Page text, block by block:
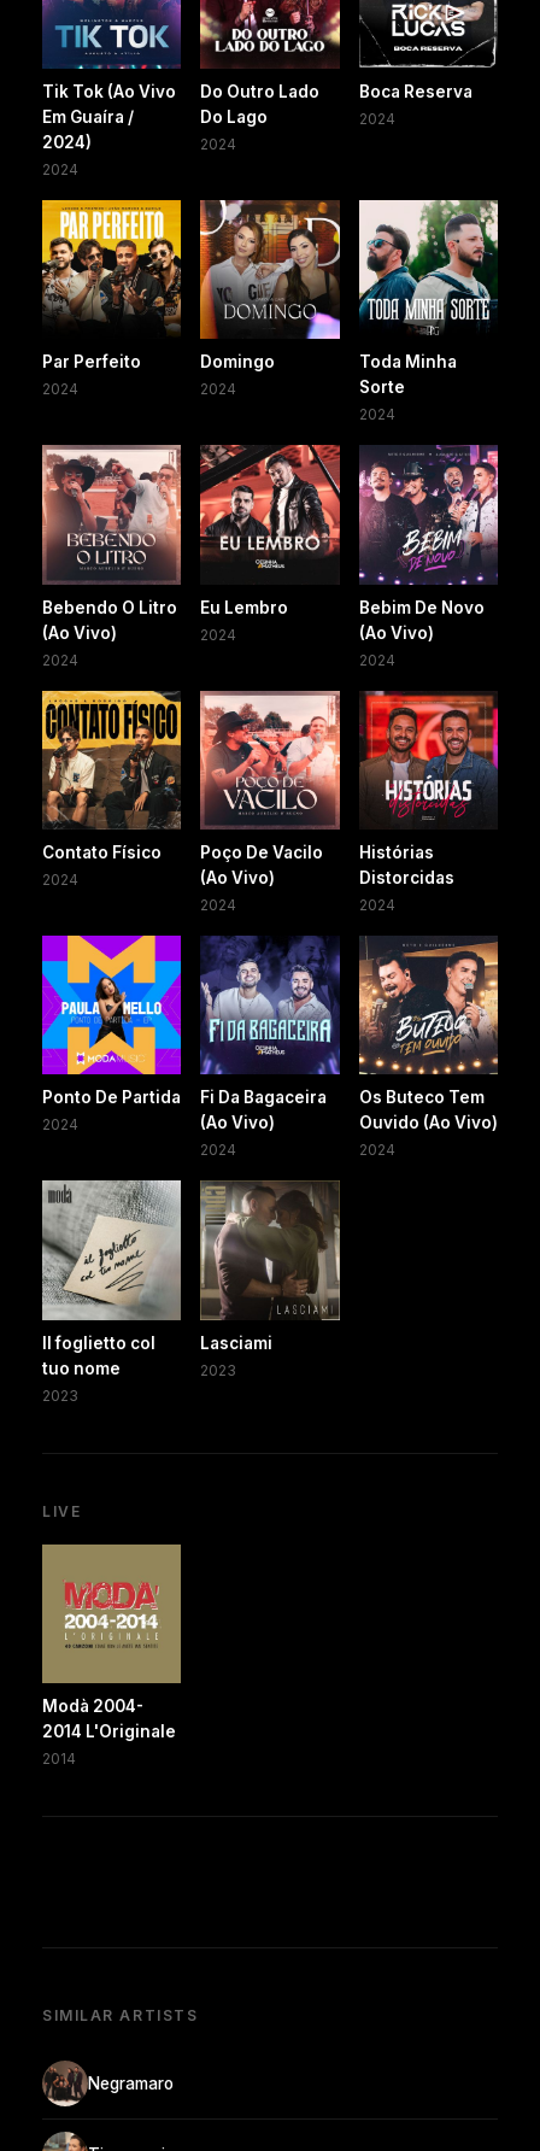
Tik Tok (Ao Vivo
Em Guaíra /
2024)
2024
Do Outro Lado
Do Lago
2024
Boca Reserva
2024
Par Perfeito
2024
Domingo
2024
Toda Minha
Sorte
2024
Bebendo O Litro
(Ao Vivo)
2024
Eu Lembro
2024
Bebim De Novo
(Ao Vivo)
2024
Contato Físico
2024
Poço De Vacilo
(Ao Vivo)
2024
Histórias
Distorcidas
2024
Ponto De Partida
2024
Fi Da Bagaceira
(Ao Vivo)
2024
Os Buteco Tem
Ouvido (Ao Vivo)
2024
Il foglietto col
tuo nome
2023
Lasciami
2023
LIVE
Modà 2004-
2014 L'Originale
2014
SIMILAR ARTISTS
Negramaro